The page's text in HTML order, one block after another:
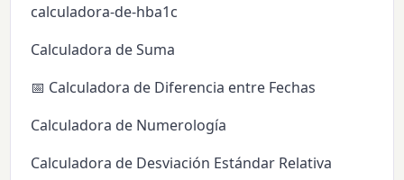
calculadora-de-hba1c
Calculadora de Suma
📅 Calculadora de Diferencia entre Fechas
Calculadora de Numerología
Calculadora de Desviación Estándar Relativa